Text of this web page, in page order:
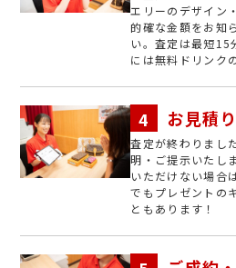
エリーのデザイン
的確な金額をお知
い。査定は最短15
には無料ドリンク
お見積り
査定が終わりまし
明・ご提示いたし
いただけない場合
でもプレゼントの
ともあります！